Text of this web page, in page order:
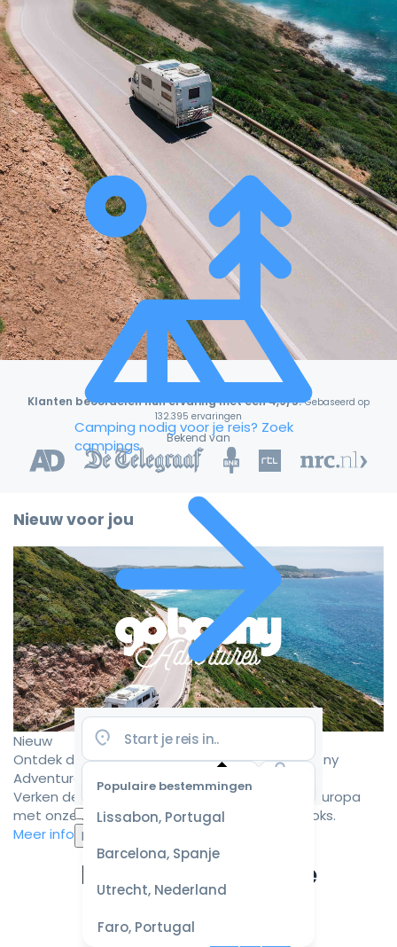
Camping nodig voor je reis? Zoek
campings
Populaire bestemmingen
Lissabon, Portugal
Barcelona, Spanje
Utrecht, Nederland
Faro, Portugal
Selecteer
datum
voor de
beste
prijzen
Klanten beoordelen hun ervaring met een 4,9/5! Gebaseerd op
132.395 ervaringen
Bekend van
Nieuw voor jou
Nieuw
Ontdek de mooiste camperroutes met Goboony
Adventures
Verken de mooiste camperbestemmingen in Europa
met onze zorgvuldig samengestelde roadbooks.
Meer informatie
Ervaar de ultieme
campervakantie